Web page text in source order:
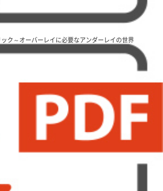
ク～オーバーレイに必要なアンダーレイの世界